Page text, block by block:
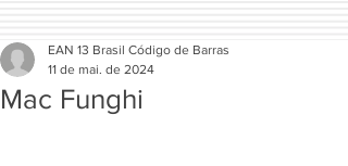
Mac Funghi
EAN 13 Brasil Código de Barras
11 de mai. de 2024